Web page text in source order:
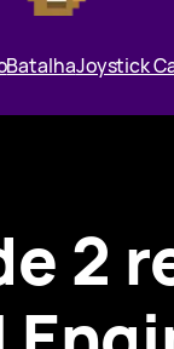
BatalhaJoystick
2